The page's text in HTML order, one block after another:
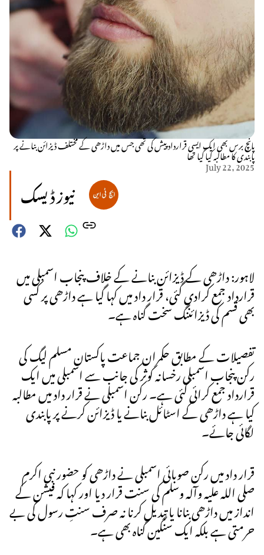
پانچ برس بھی ایک ایسی قرارداد پیش کی تھی جس میں داڑھی کے مختلف ڈیزائن بنانے پر
پابندی کا مطالبہ کیا گیا تھا
July 22, 2025
نیوز ڈیسک
لاہور: داڑھی کے ڈیزائن بنانے کے خلاف پنجاب اسمبلی میں
قرارداد جمع کرادی گئی، قرار داد میں کہا گیا ہے داڑھی پر کسی
بھی قسم کی ڈیزائننگ سخت گناہ ہے۔
تفصیلات کے مطابق حکمران جماعت پاکستان مسلم لیگ کی
رکن پنجاب اسمبلی رخسانہ کوثر کی جانب سے اسمبلی میں ایک
قرارداد جمع کرائی گئی ہے۔ رکن اسمبلی نے قرار داد میں مطالبہ
کیا ہے داڑھی کے اسٹائل بنانے یا ڈیزائن کرنے پر پابندی
لگائی جائے۔
قرار داد میں رکن صوبائی اسمبلی نے داڑھی کو حضور نبی اکرم
صلی اللہ علیہ وآلہ وسلم کی سنت قرار دیا اور کہا کہ فیشن کے
انداز میں داڑھی بنانا یا تبدیل کرنا نہ صرف سنتِ رسول کی بے
حرمتی ہے بلکہ ایک سنگین گناہ بھی ہے۔